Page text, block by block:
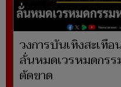
วงการบันเทิงสะเทือ
ลั่นหมดเวรหมดกรร
ตัดขาด